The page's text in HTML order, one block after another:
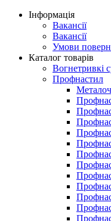
Інформація
Вакансії
Вакансії
Умови
Каталог товарів
Вогнетривкі
Профнастил